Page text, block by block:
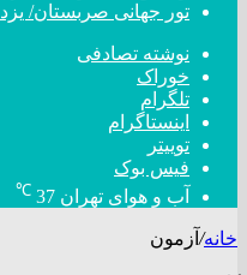
تور جهانی صربستان/
نوشته تصادفی
خوراک
تلگرام
اینستاگرام
توییتر
فیس بوک
آب و هوای تهران 37
℃
خانه/ آزمون